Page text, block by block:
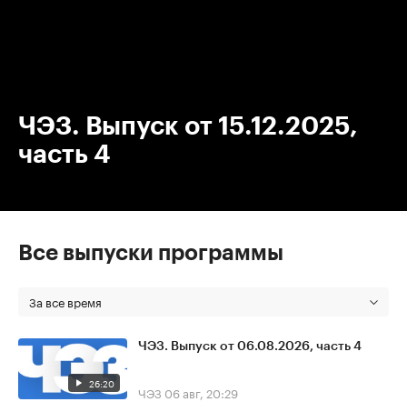
ЧЭЗ. Выпуск от 15.12.2025,
часть 4
Все выпуски программы
За все время
26:20
ЧЭЗ. Выпуск от 06.08.2026, часть 4
ЧЭЗ 06 авг, 20:29